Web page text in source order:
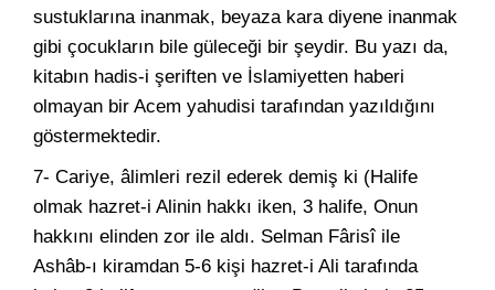
sustuklarına inanmak, beyaza kara diyene inanmak
gibi çocukların bile güleceği bir şeydir. Bu yazı da,
kitabın hadis-i şeriften ve İslamiyetten haberi
olmayan bir Acem yahudisi tarafından yazıldığını
göstermektedir.
7- Cariye, âlimleri rezil ederek demiş ki (Halife
olmak hazret-i Alinin hakkı iken, 3 halife, Onun
hakkını elinden zor ile aldı. Selman Fârisî ile
Ashâb-ı kiramdan 5-6 kişi hazret-i Ali tarafında